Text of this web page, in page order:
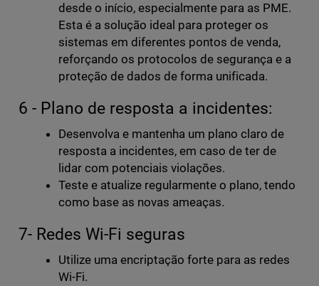
desde o início, especialmente para as PME.
Esta é a solução ideal para proteger os
sistemas em diferentes pontos de venda,
reforçando os protocolos de segurança e a
proteção de dados de forma unificada.
6 - Plano de resposta a incidentes:
Desenvolva e mantenha um plano claro de
resposta a incidentes, em caso de ter de
lidar com potenciais violações.
Teste e atualize regularmente o plano, tendo
como base as novas ameaças.
7- Redes Wi-Fi seguras
Utilize uma encriptação forte para as redes
Wi-Fi.